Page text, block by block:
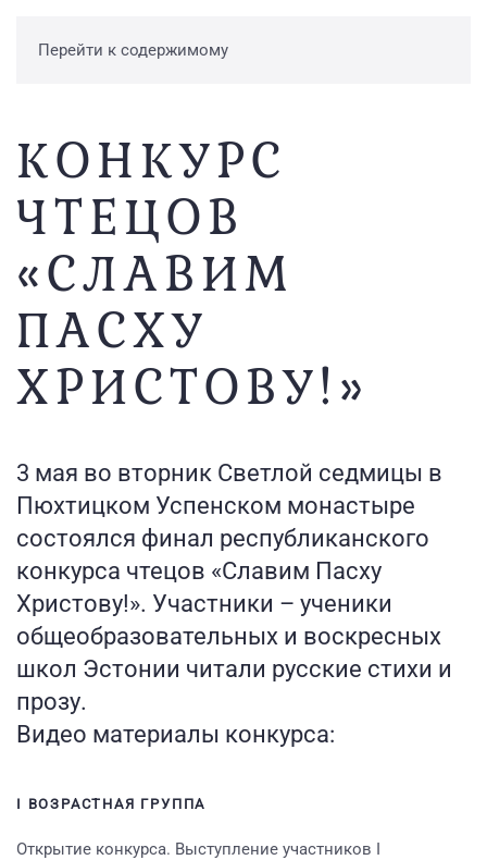
Перейти к содержимому
КОНКУРС
ЧТЕЦОВ
«СЛАВИМ
ПАСХУ
ХРИСТОВУ!»
3 мая во вторник Светлой седмицы в
Пюхтицком Успенском монастыре
состоялся финал республиканского
конкурса чтецов «Славим Пасху
Христову!». Участники – ученики
общеобразовательных и воскресных
школ Эстонии читали русские стихи и
прозу.
Видео материалы конкурса:
I ВОЗРАСТНАЯ ГРУППА
Открытие конкурса. Выступление участников I